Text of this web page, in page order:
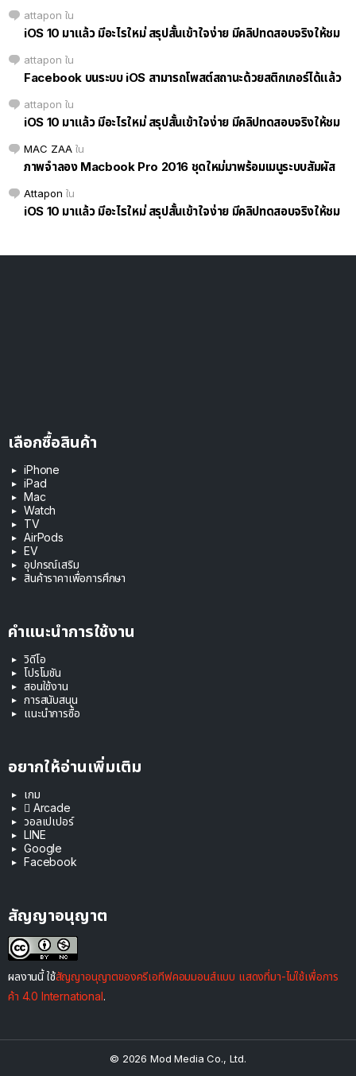
attapon ใน
iOS 10 มาแล้ว มีอะไรใหม่ สรุปสั้นเข้าใจง่าย มีคลิปทดสอบจริงให้ชม
attapon ใน
Facebook บนระบบ iOS สามารถโพสต์สถานะด้วยสติกเกอร์ได้แล้ว
attapon ใน
iOS 10 มาแล้ว มีอะไรใหม่ สรุปสั้นเข้าใจง่าย มีคลิปทดสอบจริงให้ชม
MAC ZAA ใน
ภาพจำลอง Macbook Pro 2016 ชุดใหม่มาพร้อมเมนูระบบสัมผัส
Attapon ใน
iOS 10 มาแล้ว มีอะไรใหม่ สรุปสั้นเข้าใจง่าย มีคลิปทดสอบจริงให้ชม
เลือกซื้อสินค้า
iPhone
iPad
Mac
Watch
TV
AirPods
EV
อุปกรณ์เสริม
สินค้าราคาเพื่อการศึกษา
คำแนะนำการใช้งาน
วิดีโอ
โปรโมชัน
สอนใช้งาน
การสนับสนุน
แนะนำการซื้อ
อยากให้อ่านเพิ่มเติม
เกม
 Arcade
วอลเปเปอร์
LINE
Google
Facebook
สัญญาอนุญาต
ผลงานนี้ ใช้สัญญาอนุญาตของครีเอทีฟคอมมอนส์แบบ แสดงที่มา-ไม่ใช้เพื่อการ
ค้า 4.0 International.
© 2026 Mod Media Co., Ltd.